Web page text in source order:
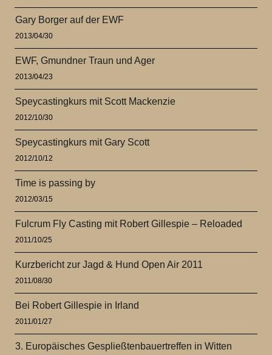
Gary Borger auf der EWF
2013/04/30
EWF, Gmundner Traun und Ager
2013/04/23
Speycastingkurs mit Scott Mackenzie
2012/10/30
Speycastingkurs mit Gary Scott
2012/10/12
Time is passing by
2012/03/15
Fulcrum Fly Casting mit Robert Gillespie – Reloaded
2011/10/25
Kurzbericht zur Jagd & Hund Open Air 2011
2011/08/30
Bei Robert Gillespie in Irland
2011/01/27
3. Europäisches Gespließtenbauertreffen in Witten